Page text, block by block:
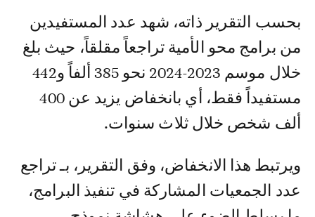
بحسب التقرير ذاته، شهد عدد المستفيدين
من برامج محو الأمية تراجعاً مقلقاً، حيث بلغ
خلال موسم 2023-2024 نحو 385 ألفاً و442
مستفيداً فقط، أي بانخفاض يزيد عن 400
ألف شخص خلال ثلاث سنوات.
ويرتبط هذا الانخفاض، وفق التقرير، بـ تراجع
عدد الجمعيات المشاركة في تنفيذ البرامج،